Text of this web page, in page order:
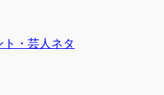
ト・芸人ネタ